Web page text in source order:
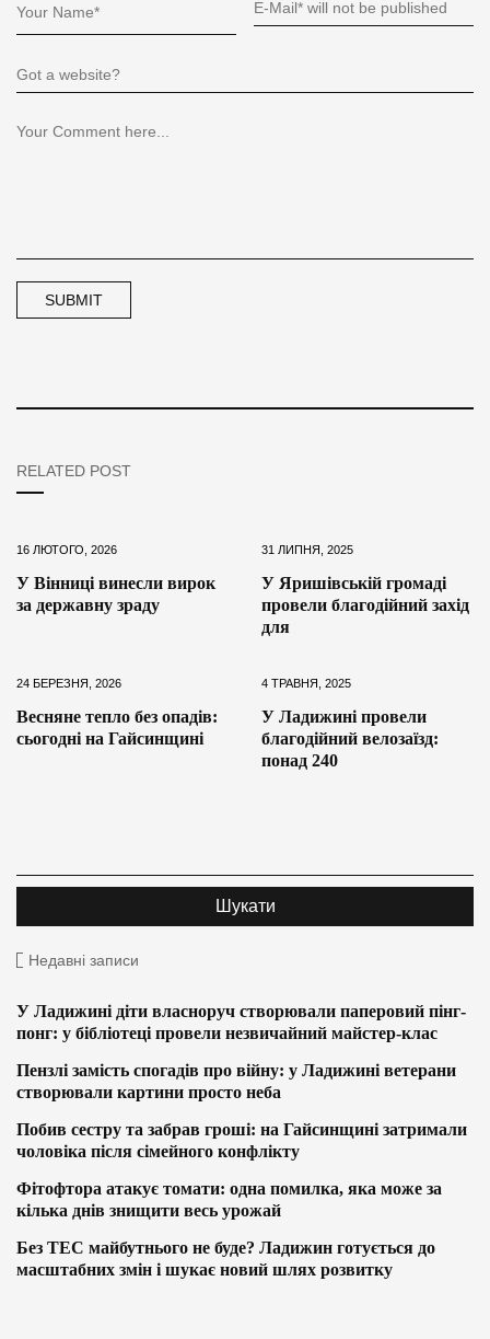
RELATED POST
16 ЛЮТОГО, 2026
У Вінниці винесли вирок
за державну зраду
31 ЛИПНЯ, 2025
У Яришівській громаді
провели благодійний захід
для
24 БЕРЕЗНЯ, 2026
Весняне тепло без опадів:
сьогодні на Гайсинщині
4 ТРАВНЯ, 2025
У Ладижині провели
благодійний велозаїзд:
понад 240
Недавні записи
У Ладижині діти власноруч створювали паперовий пінг-
понг: у бібліотеці провели незвичайний майстер-клас
Пензлі замість спогадів про війну: у Ладижині ветерани
створювали картини просто неба
Побив сестру та забрав гроші: на Гайсинщині затримали
чоловіка після сімейного конфлікту
Фітофтора атакує томати: одна помилка, яка може за
кілька днів знищити весь урожай
Без ТЕС майбутнього не буде? Ладижин готується до
масштабних змін і шукає новий шлях розвитку